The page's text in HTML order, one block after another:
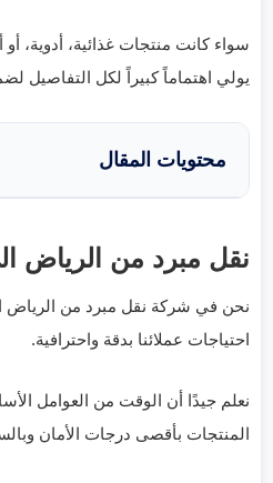
سواء كانت منتجات غذائية،
يولي اهتماماً كبيراً لكل التفاصيل
محتويات المقال
نقل مبرد من الرياض
نحن في شركة نقل مبرد من الرياض
احتياجات عملائنا بدقة واحترافية.
نعلم جيدًا أن الوقت من العوامل
المنتجات بأقصى درجات الأمان